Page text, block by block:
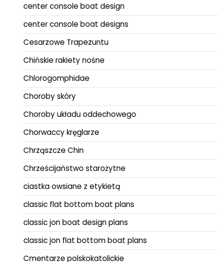
center console boat design
center console boat designs
Cesarzowe Trapezuntu
Chińskie rakiety nośne
Chlorogomphidae
Choroby skóry
Choroby układu oddechowego
Chorwaccy kręglarze
Chrząszcze Chin
Chrześcijaństwo starożytne
ciastka owsiane z etykietą
classic flat bottom boat plans
classic jon boat design plans
classic jon flat bottom boat plans
Cmentarze polskokatolickie